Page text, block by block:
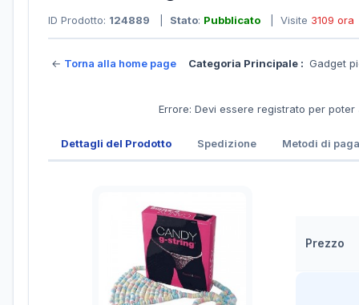
ID Prodotto: 124889 Stato: Pubblicato | Visite 3109 ora
← Torna alla home page Categoria Principale : Gadget
Errore: Devi essere registrato per
Dettagli del Prodotto Spedizione Metodi di
Prezzo